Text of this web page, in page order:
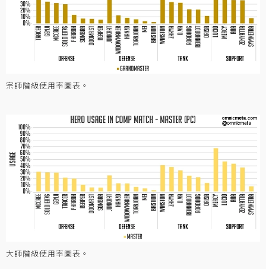
宗師階級使用率圖表。
大師階級使用率圖表。